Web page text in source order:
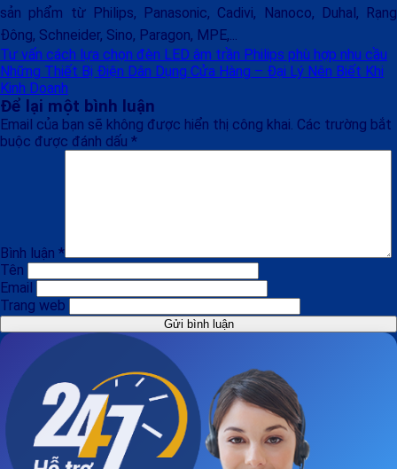
sản phẩm từ Philips, Panasonic, Cadivi, Nanoco, Duhal, Rạng
Đông, Schneider, Sino, Paragon, MPE,...
Tư vấn cách lựa chọn đèn LED âm trần Philips phù hợp nhu cầu
Những Thiết Bị Điện Dân Dụng Cửa Hàng – Đại Lý Nên Biết Khi
Kinh Doanh
Để lại một bình luận
Email của bạn sẽ không được hiển thị công khai. Các trường bắt
buộc được đánh dấu *
Bình luận *
Tên
Email
Trang web